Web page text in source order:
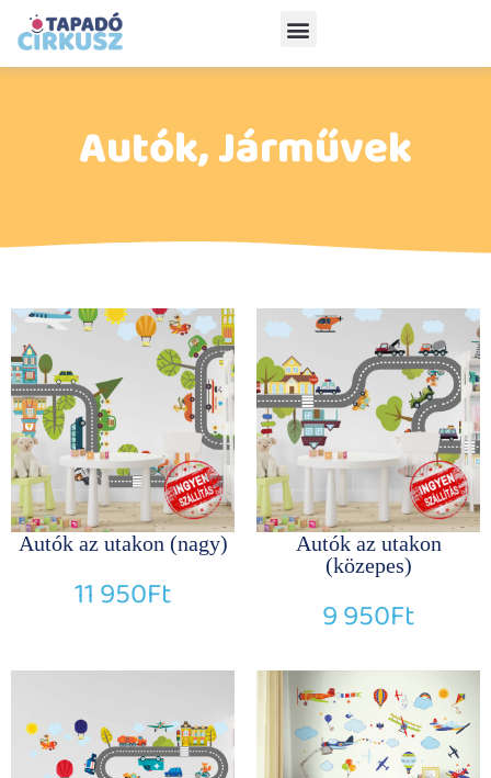
Autók, Járművek
Autók az utakon (nagy)
11 950Ft
Autók az utakon
(közepes)
9 950Ft